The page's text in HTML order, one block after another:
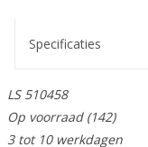
Specificaties
LS 510458
Op voorraad(142)
3 tot 10 werkdagen